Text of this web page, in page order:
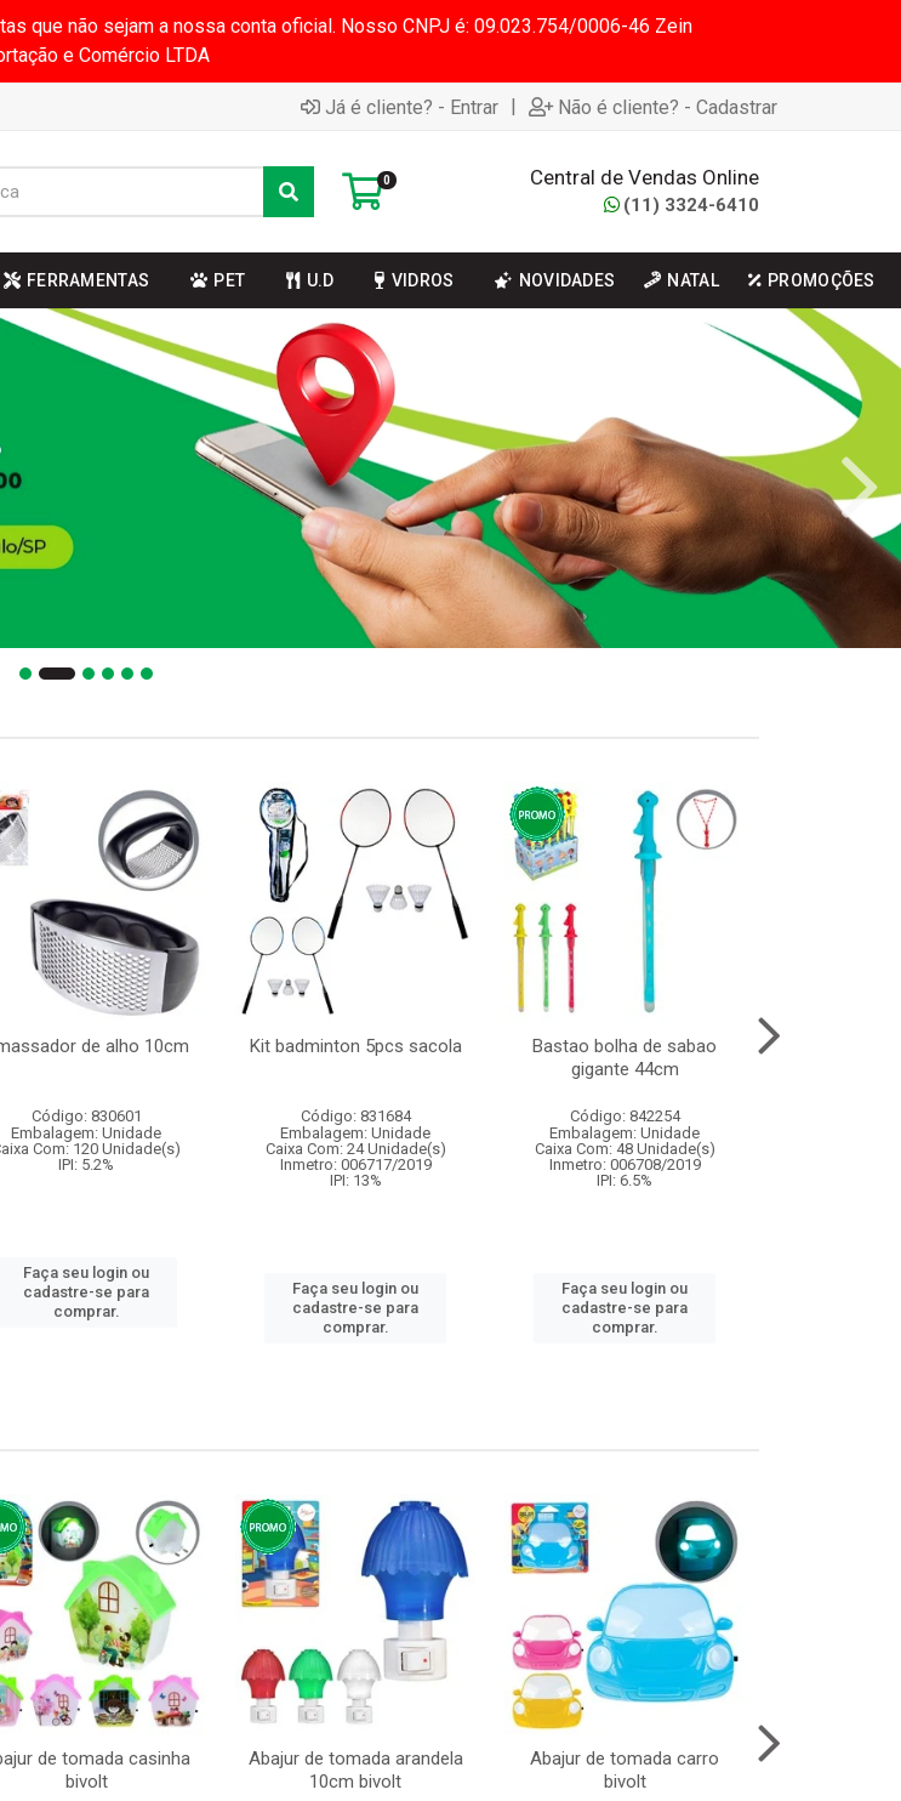
que não sejam a nossa conta oficial. Nosso CNPJ é: 09.023.754/0006-46 Zein
e Comércio LTDA
Já é cliente? - Entrar | Não é cliente? - Cadastrar
0 Central de Vendas Online
(11) 3324-6410
FERRAMENTAS PET U.D VIDROS NOVIDADES NATAL PROMOÇÕES
de alho 10cm
Código: 830601
Embalagem: Unidade
Com: 120 Unidade(s)
IPI: 5.2%
Faça seu login ou
cadastre-se para
comprar.
Kit badminton 5pcs sacola
Código: 831684
Embalagem: Unidade
Caixa Com: 24 Unidade(s)
Inmetro: 006717/2019
IPI: 13%
Faça seu login ou
cadastre-se para
comprar.
Bastao bolha de sabao
gigante 44cm
Código: 842254
Embalagem: Unidade
Caixa Com: 48 Unidade(s)
Inmetro: 006708/2019
IPI: 6.5%
Faça seu login ou
cadastre-se para
comprar.
de tomada casinha
bivolt
Abajur de tomada arandela
10cm bivolt
Abajur de tomada carro
bivolt